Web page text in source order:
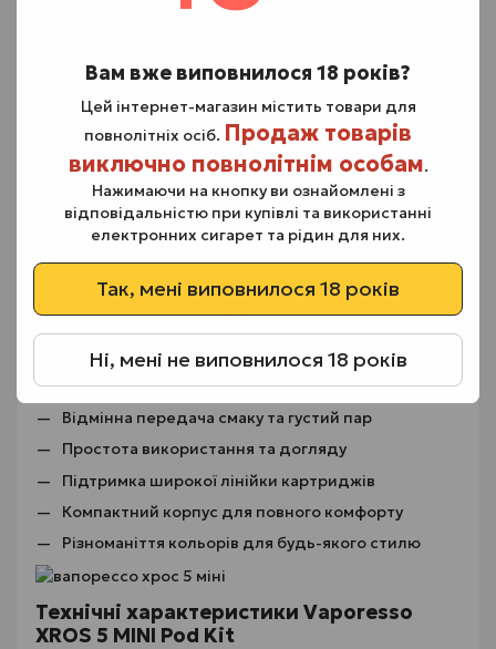
Вам вже виповнилося 18 років?
Цей інтернет-магазин містить товари для
повнолітніх осіб. Продаж товарів
виключно повнолітнім особам.
Нажимаючи на кнопку ви ознайомлені з
відповідальністю при купівлі та використанні
електронних сигарет та рідин для них.
Так, мені виповнилося 18 років
Ні, мені не виповнилося 18 років
захист від короткого замикання,
захист від перегріву,
захист від перерозряду та перезаряду
акумулятора.
Це робить використання Vaporesso XROS 5 MINI
Переваги Хрос 5 міні
Акумулятор 1500 мАг для тривалого паріння
Швидка зарядка через Type-C
Відмінна передача смаку та густий пар
Простота використання та догляду
Підтримка широкої лінійки картриджів
Компактний корпус для повного комфорту
Різноманіття кольорів для будь-якого стилю
Технічні характеристики Vaporesso
XROS 5 MINI Pod Kit